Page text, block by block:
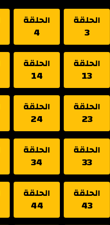
الحلقة
3
الحلقة
4
الحلقة
13
الحلقة
14
الحلقة
23
الحلقة
24
الحلقة
33
الحلقة
34
الحلقة
43
الحلقة
44